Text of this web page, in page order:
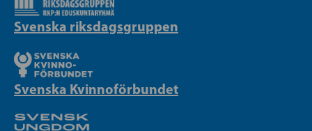
Svenska riksdagsgruppen
Svenska Kvinnoförbundet